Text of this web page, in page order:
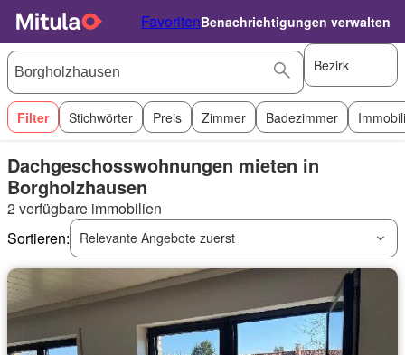
FavoritenBenachrichtigungen verwalten
Bezirk
Filter Stichwörter Preis Zimmer Badezimmer
Dachgeschosswohnungen mieten in
Borgholzhausen
2 verfügbare immobilien
Sortieren:
Relevante Angebote zuerst